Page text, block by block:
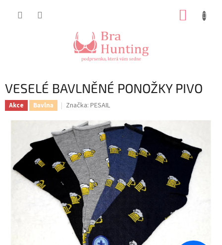
VESELÉ BAVLNĚNÉ PONOŽKY PIVO
Akce Bavlna Značka: PESAIL